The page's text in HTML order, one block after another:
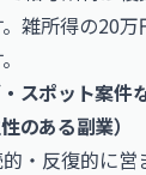
雑所得の20
スポット案件な
のある副業）
・反復的に